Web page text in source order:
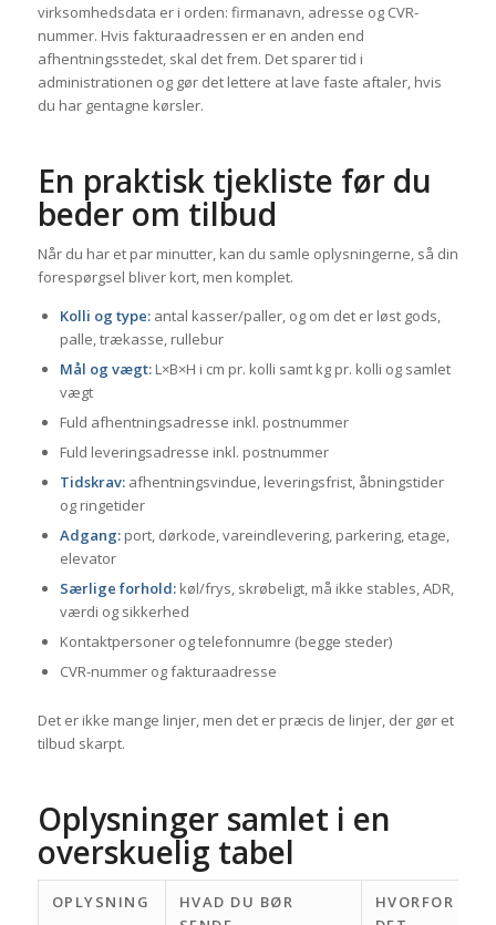
virksomhedsdata er i orden: firmanavn, adresse og CVR-
nummer. Hvis fakturaadressen er en anden end
afhentningsstedet, skal det frem. Det sparer tid i
administrationen og gør det lettere at lave faste aftaler, hvis
du har gentagne kørsler.
En praktisk tjekliste før du
beder om tilbud
Når du har et par minutter, kan du samle oplysningerne, så din
forespørgsel bliver kort, men komplet.
Kolli og type:antal kasser/paller, og om det er løst gods,
palle, trækasse, rullebur
Mål og vægt:L×B×H i cm pr. kolli samt kg pr. kolli og samlet
vægt
Fuld afhentningsadresse inkl. postnummer
Fuld leveringsadresse inkl. postnummer
Tidskrav:afhentningsvindue, leveringsfrist, åbningstider
og ringetider
Adgang:port, dørkode, vareindlevering, parkering, etage,
elevator
Særlige forhold:køl/frys, skrøbeligt, må ikke stables, ADR,
værdi og sikkerhed
Kontaktpersoner og telefonnumre (begge steder)
CVR-nummer og fakturaadresse
Det er ikke mange linjer, men det er præcis de linjer, der gør et
tilbud skarpt.
Oplysninger samlet i en
overskuelig tabel
OPLYSNING
HVAD DU BØR
HVORFOR